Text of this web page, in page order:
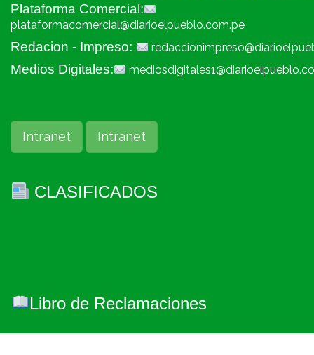
Plataforma Comercial:
plataformacomercial@diarioelpueblo.com.pe
Redacion - Impreso:
Medios Digitales:
Intranet Intranet
CLASIFICADOS
Libro de Reclamaciones